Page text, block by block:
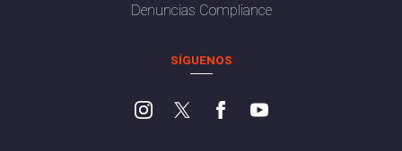
Denuncias Compliance
SÍGUENOS